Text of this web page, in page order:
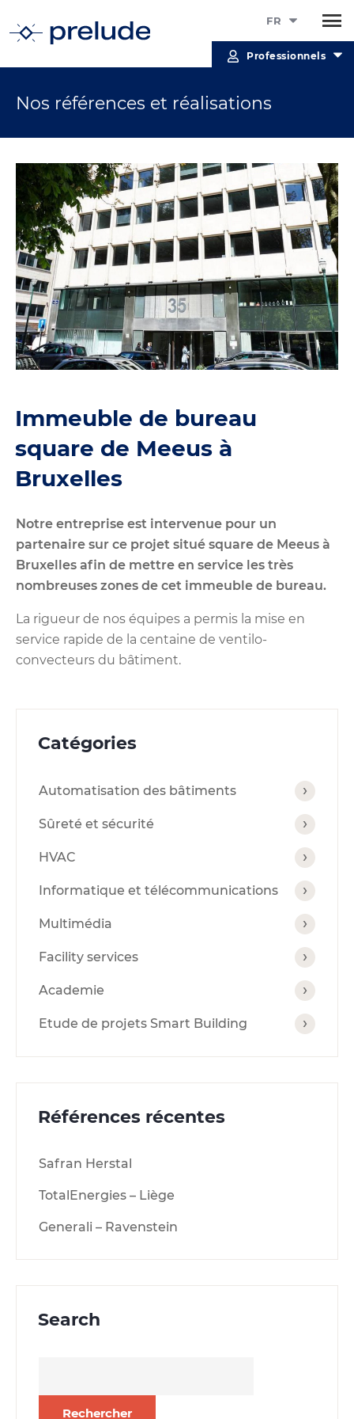
FR
Professionnels
Nos références et réalisations
Immeuble de bureau
square de Meeus à
Bruxelles
Notre entreprise est intervenue pour un
partenaire sur ce projet situé square de Meeus à
Bruxelles afin de mettre en service les très
nombreuses zones de cet immeuble de bureau.
La rigueur de nos équipes a permis la mise en
service rapide de la centaine de ventilo-
convecteurs du bâtiment.
Catégories
Automatisation des bâtiments
Sûreté et sécurité
HVAC
Informatique et télécommunications
Multimédia
Facility services
Academie
Etude de projets Smart Building
Références récentes
Safran Herstal
TotalEnergies – Liège
Generali – Ravenstein
Search